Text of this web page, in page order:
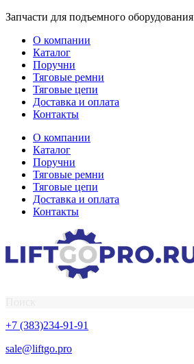
Перейти
содержимому
Запчасти для подъемного оборудования
О компании
Каталог
Поручни
Тяговые ремни
Тяговые цепи
Доставка и оплата
Контакты
О компании
Каталог
Поручни
Тяговые ремни
Тяговые цепи
Доставка и оплата
Контакты
+7 (383)234-91-91
sale@liftgo.pro